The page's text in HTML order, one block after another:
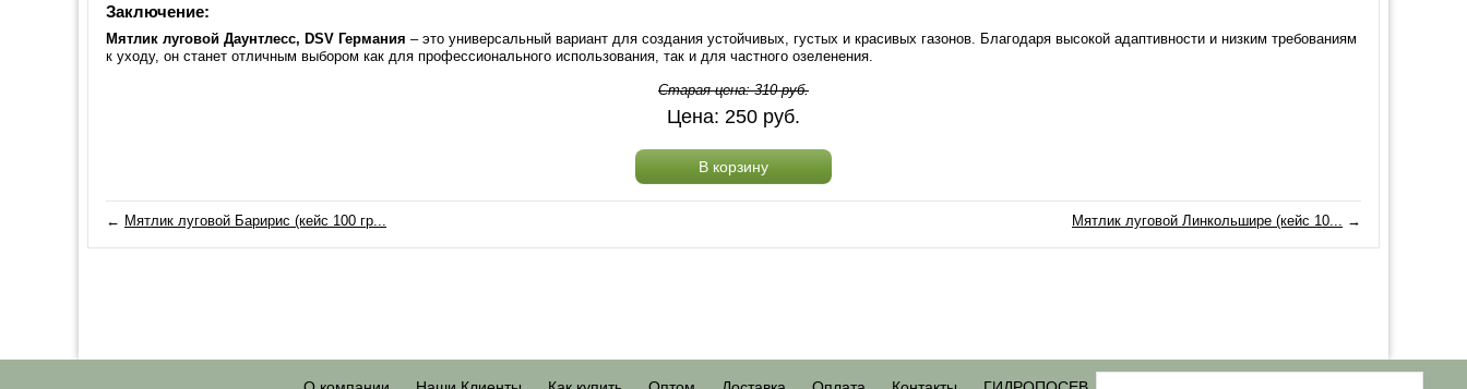
Заключение:
Мятлик луговой Даунтлесс, DSV Германия – это универсальный вариант для создания устойчивых, густых и красивых газонов. Благодаря высокой адаптивности и низким требованиям
к уходу, он станет отличным выбором как для профессионального использования, так и для частного озеленения.
Старая цена:310руб.
Цена: 250 руб.
В корзину
← Мятлик луговой Баририс (кейс 100 гр... Мятлик луговой Линкольшире (кейс 10... →